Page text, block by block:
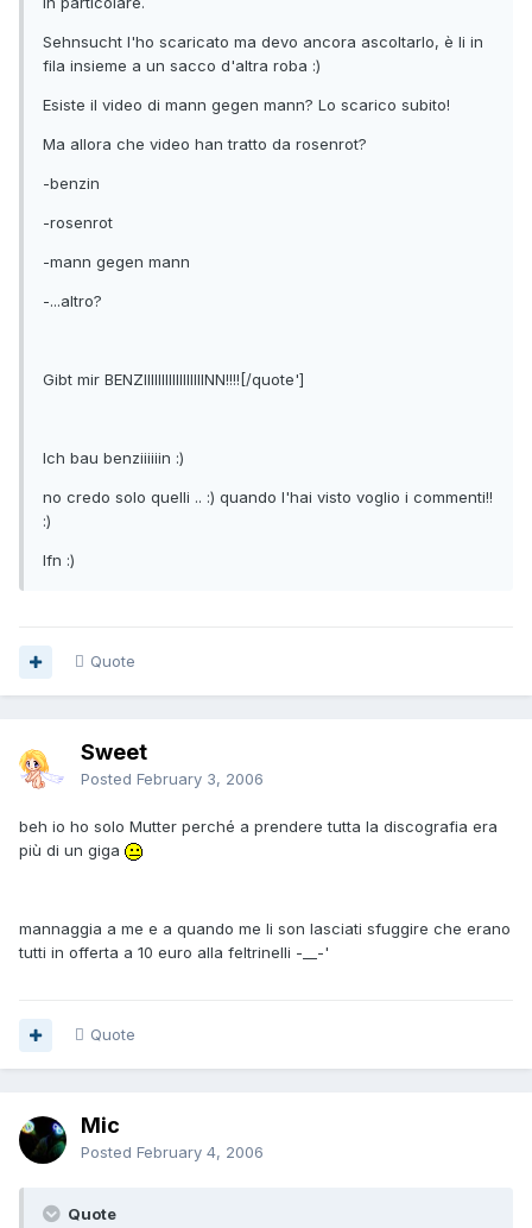
Sehnsucht l'ho scaricato ma devo ancora ascoltarlo, è li in
fila insieme a un sacco d'altra roba :)
Esiste il video di mann gegen mann? Lo scarico subito!
Ma allora che video han tratto da rosenrot?
-benzin
-rosenrot
-mann gegen mann
-...altro?
Gibt mir BENZIIIIIIIIIIIIIIIIINN!!!![/quote']
Ich bau benziiiiiin :)
no credo solo quelli .. :) quando l'hai visto voglio i commenti!!
:)
lfn :)
Quote
Sweet
Posted February 3, 2006
beh io ho solo Mutter perché a prendere tutta la discografia era
più di un giga
mannaggia a me e a quando me li son lasciati sfuggire che erano
tutti in offerta a 10 euro alla feltrinelli -__-'
Quote
Mic
Posted February 4, 2006
Quote